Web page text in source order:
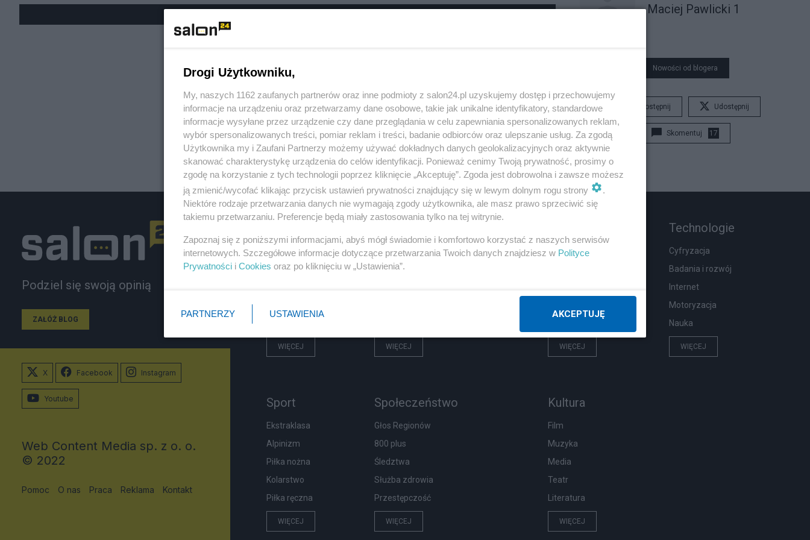
Maciej Pawlicki 1
Nowości od blogera
Udostępnij Udostępnij
Skomentuj 17
Podziel się swoją opinią
ZAŁÓŻ BLOG
Rosja
PiS
WIĘCEJ
Biznes
Pieniądze
WIĘCEJ
Zdrowie
WIĘCEJ
Technologie
Cyfryzacja
Badania i rozwój
Internet
Motoryzacja
Nauka
WIĘCEJ
Sport
Ekstraklasa
Alpinizm
Piłka nożna
Kolarstwo
Piłka ręczna
WIĘCEJ
Społeczeństwo
Głos Regionów
800 plus
Śledztwa
Służba zdrowia
Przestępczość
WIĘCEJ
Kultura
Film
Muzyka
Media
Teatr
Literatura
WIĘCEJ
X Facebook Instagram
Youtube
Web Content Media sp. z o. o.
© 2022
Pomoc O nas Praca Reklama Kontakt
Drogi Użytkowniku,
My, naszych 1162 zaufanych partnerów oraz inne podmioty z salon24.pl uzyskujemy dostęp i przechowujemy
informacje na urządzeniu oraz przetwarzamy dane osobowe, takie jak unikalne identyfikatory, standardowe
informacje wysyłane przez urządzenie czy dane przeglądania w celu zapewniania spersonalizowanych reklam,
wybór spersonalizowanych treści, pomiar reklam i treści, badanie odbiorców oraz ulepszanie usług. Za zgodą
Użytkownika my i Zaufani Partnerzy możemy używać dokładnych danych geolokalizacyjnych oraz aktywnie
skanować charakterystykę urządzenia do celów identyfikacji. Ponieważ cenimy Twoją prywatność, prosimy o
zgodę na korzystanie z tych technologii poprzez kliknięcie „Akceptuję”. Zgoda jest dobrowolna i zawsze możesz
ją zmienić/wycofać klikając przycisk ustawień prywatności znajdujący się w lewym dolnym rogu strony
.
Niektóre rodzaje przetwarzania danych nie wymagają zgody użytkownika, ale masz prawo sprzeciwić się
takiemu przetwarzaniu. Preferencje będą miały zastosowania tylko na tej witrynie.
Zapoznaj się z poniższymi informacjami, abyś mógł świadomie i komfortowo korzystać z naszych serwisów
internetowych. Szczegółowe informacje dotyczące przetwarzania Twoich danych znajdziesz w Polityce
Prywatności i Cookies oraz po kliknięciu w „Ustawienia”.
PARTNERZY USTAWIENIA AKCEPTUJĘ